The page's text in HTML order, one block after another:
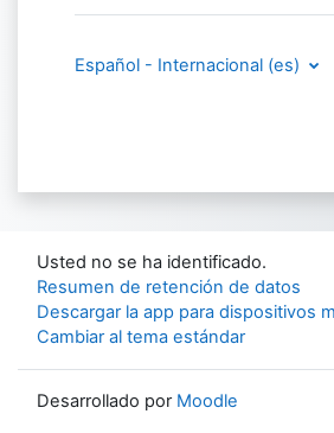
Español - Internacional ‎(es)‎
Usted no se ha identificado.
Resumen de retención de datos
Descargar la app para dispositivos
Cambiar al tema estándar
Desarrollado por Moodle